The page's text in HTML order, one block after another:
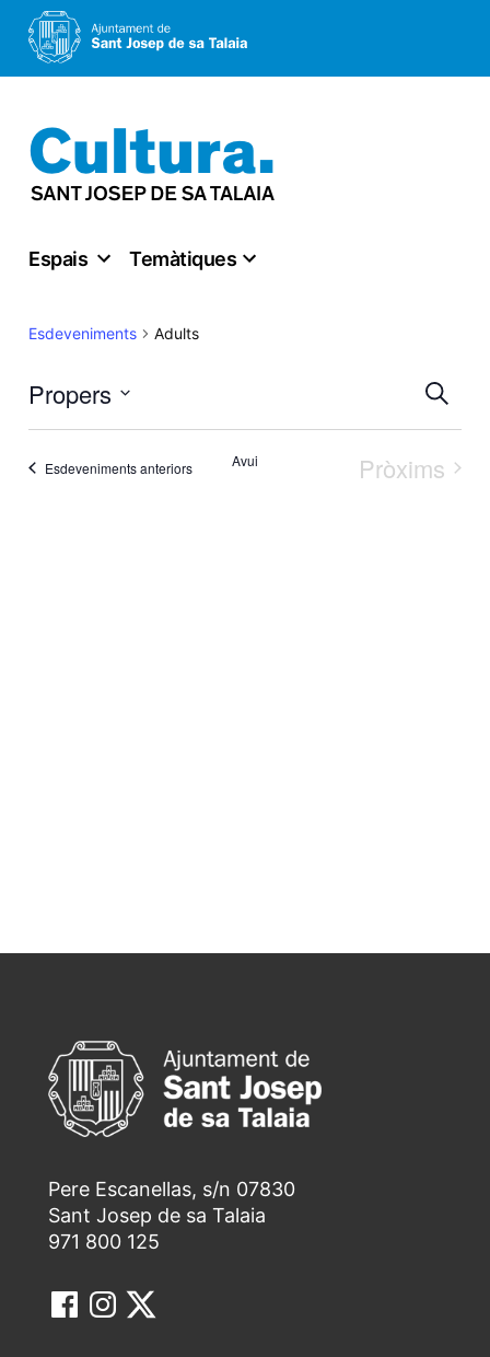
al
contingut
Espais Temàtiques
Esdeveniments Adults
Cerca
Propers
Select
date.
Esdeveniments anteriors Avui
Pròxims
Pere Escanellas, s/n 07830
Sant Josep de sa Talaia
971 800 125